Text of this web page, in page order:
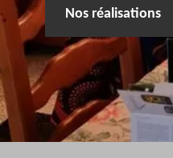
Nos réalisations